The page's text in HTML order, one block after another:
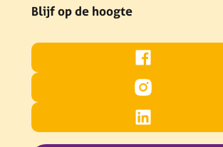
www-social-title
Blijf op de hoogte